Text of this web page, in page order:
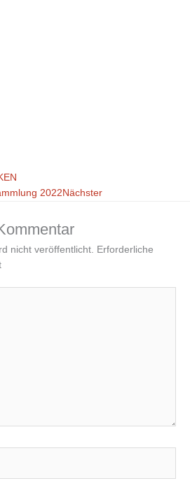
2022 Nächster
nicht veröffentlicht.
Erforderliche